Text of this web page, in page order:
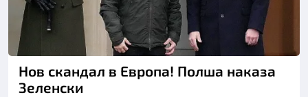
Нов скандал в Европа! Полша наказа
Зеленски